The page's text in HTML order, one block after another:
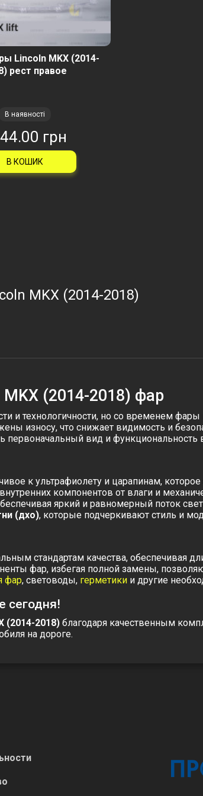
Lincoln MKX (2014-
рест правое
В наявності
грн
В КОШИК
MKX (2014-2018)
(2014-2018) фар
и технологичности, но со временем
износу, что снижает видимость и
вид и функциональность
к ультрафиолету и царапинам,
компонентов от влаги и
яркий и равномерный поток
(дхо), которые подчеркивают стиль и
стандартам качества, обеспечивая
фар, избегая полной замены,
фар, световоды, герметики и другие
сегодня!
(2014-2018) благодаря качественным
на дороге.